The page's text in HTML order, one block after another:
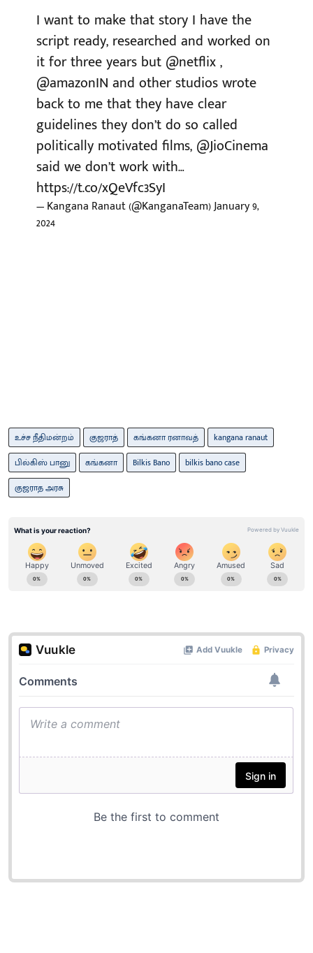
I want to make that story I have the
script ready, researched and worked on
it for three years but @netflix,
@amazonIN and other studios wrote
back to me that they have clear
guidelines they don’t do so called
politically motivated films, @JioCinema
said we don’t work with…
https://t.co/xQeVfc3SyI
— Kangana Ranaut (@KanganaTeam)January 9,
2024
உச்ச நீதிமன்றம் குஜராத் கங்கனா ரனாவத்
kangana ranaut
பில்கிஸ் பானு
கங்கனா Bilkis Bano
bilkis bano case
குஜராத அரசு